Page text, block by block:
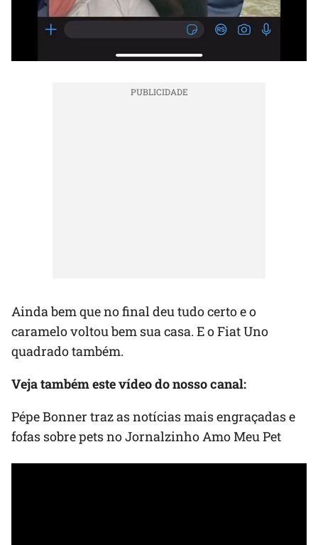
Ainda bem que no final deu tudo certo e o
caramelo voltou bem sua casa. E o Fiat Uno
quadrado também.
Veja também este vídeo do nosso canal:
Pépe Bonner traz as notícias mais engraçadas e
fofas sobre pets no Jornalzinho Amo Meu Pet